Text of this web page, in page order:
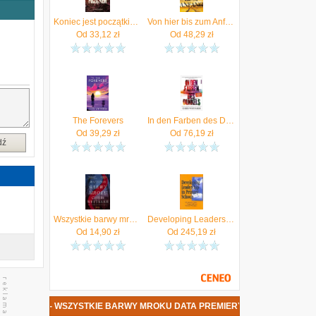
Koniec jest początkiem (Audiobook)
Od 33,12 zł
Von hier bis zum Anfang Whitaker, Chris
Od 48,29 zł
The Forevers
Od 39,29 zł
In den Farben des Dunkels Whitaker
Od 76,19 zł
Wszystkie barwy mroku (Audiobook)
Od 14,90zł
Developing Leadership in Primary Schools
Od 245,19 zł
- WSZYSTKIE BARWY MROKU DATA PREMIERY